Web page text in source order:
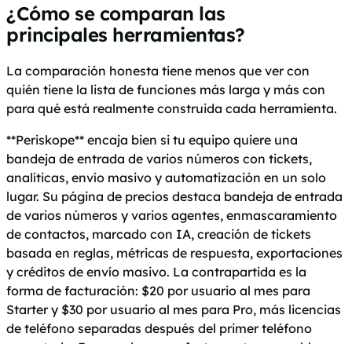
¿Cómo se comparan las
principales herramientas?
La comparación honesta tiene menos que ver con
quién tiene la lista de funciones más larga y más con
para qué está realmente construida cada herramienta.
**Periskope** encaja bien si tu equipo quiere una
bandeja de entrada de varios números con tickets,
analíticas, envío masivo y automatización en un solo
lugar. Su página de precios destaca bandeja de entrada
de varios números y varios agentes, enmascaramiento
de contactos, marcado con IA, creación de tickets
basada en reglas, métricas de respuesta, exportaciones
y créditos de envío masivo. La contrapartida es la
forma de facturación: $20 por usuario al mes para
Starter y $30 por usuario al mes para Pro, más licencias
de teléfono separadas después del primer teléfono